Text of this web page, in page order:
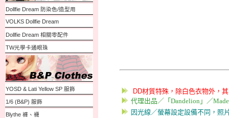
Dollfie Dream 防染色/造型用
VOLKS Dollfie Dream
Dollfie Dream 相關零配件
TW光學卡通眼珠
YOSD & Lati Yellow SP 服飾
1/6 (B&P) 服飾
Blythe 褲、襪
DD材質特殊，除白色衣物外，
代理出品／「Dandelion」／
因光線／螢幕設定設備不同，照